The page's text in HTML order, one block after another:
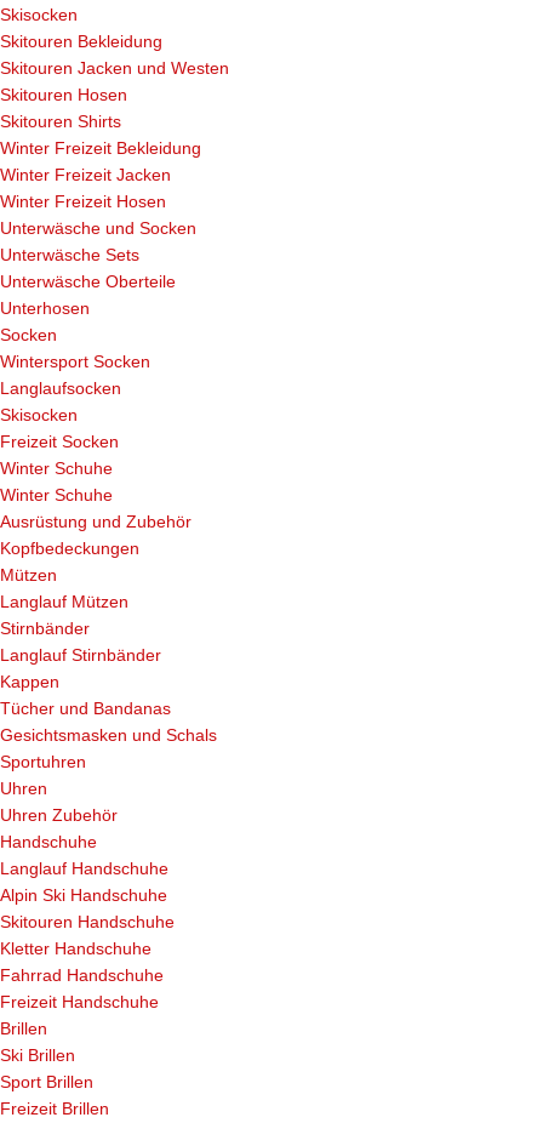
Skisocken
Skitouren Bekleidung
Skitouren Jacken und Westen
Skitouren Hosen
Skitouren Shirts
Winter Freizeit Bekleidung
Winter Freizeit Jacken
Winter Freizeit Hosen
Unterwäsche und Socken
Unterwäsche Sets
Unterwäsche Oberteile
Unterhosen
Socken
Wintersport Socken
Langlaufsocken
Skisocken
Freizeit Socken
Winter Schuhe
Winter Schuhe
Ausrüstung und Zubehör
Kopfbedeckungen
Mützen
Langlauf Mützen
Stirnbänder
Langlauf Stirnbänder
Kappen
Tücher und Bandanas
Gesichtsmasken und Schals
Sportuhren
Uhren
Uhren Zubehör
Handschuhe
Langlauf Handschuhe
Alpin Ski Handschuhe
Skitouren Handschuhe
Kletter Handschuhe
Fahrrad Handschuhe
Freizeit Handschuhe
Brillen
Ski Brillen
Sport Brillen
Freizeit Brillen